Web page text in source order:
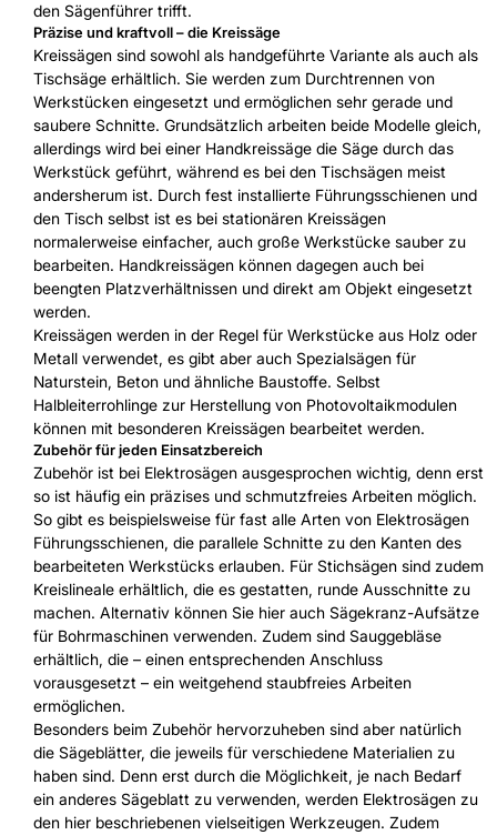
den Sägenführer trifft.
Präzise und kraftvoll – die Kreissäge
Kreissägen sind sowohl als handgeführte Variante als auch als
Tischsäge erhältlich. Sie werden zum Durchtrennen von
Werkstücken eingesetzt und ermöglichen sehr gerade und
saubere Schnitte. Grundsätzlich arbeiten beide Modelle gleich,
allerdings wird bei einer Handkreissäge die Säge durch das
Werkstück geführt, während es bei den Tischsägen meist
andersherum ist. Durch fest installierte Führungsschienen und
den Tisch selbst ist es bei stationären Kreissägen
normalerweise einfacher, auch große Werkstücke sauber zu
bearbeiten. Handkreissägen können dagegen auch bei
beengten Platzverhältnissen und direkt am Objekt eingesetzt
werden.
Kreissägen werden in der Regel für Werkstücke aus Holz oder
Metall verwendet, es gibt aber auch Spezialsägen für
Naturstein, Beton und ähnliche Baustoffe. Selbst
Halbleiterrohlinge zur Herstellung von Photovoltaikmodulen
können mit besonderen Kreissägen bearbeitet werden.
Zubehör für jeden Einsatzbereich
Zubehör ist bei Elektrosägen ausgesprochen wichtig, denn erst
so ist häufig ein präzises und schmutzfreies Arbeiten möglich.
So gibt es beispielsweise für fast alle Arten von Elektrosägen
Führungsschienen, die parallele Schnitte zu den Kanten des
bearbeiteten Werkstücks erlauben. Für Stichsägen sind zudem
Kreislineale erhältlich, die es gestatten, runde Ausschnitte zu
machen. Alternativ können Sie hier auch Sägekranz-Aufsätze
für Bohrmaschinen verwenden. Zudem sind Sauggebläse
erhältlich, die – einen entsprechenden Anschluss
vorausgesetzt – ein weitgehend staubfreies Arbeiten
ermöglichen.
Besonders beim Zubehör hervorzuheben sind aber natürlich
die Sägeblätter, die jeweils für verschiedene Materialien zu
haben sind. Denn erst durch die Möglichkeit, je nach Bedarf
ein anderes Sägeblatt zu verwenden, werden Elektrosägen zu
den hier beschriebenen vielseitigen Werkzeugen. Zudem